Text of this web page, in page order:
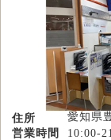
住所
愛知県
営業時間
10:00-